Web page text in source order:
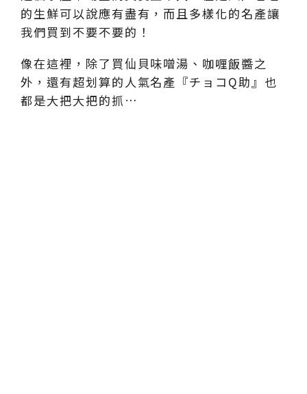
的生鮮可以說應有盡有，而且多樣化的名產讓
我們買到不要不要的！
像在這裡，除了買仙貝味噌湯、咖喱飯醬之
外，還有超划算的人氣名產『チョコQ助』也
都是大把大把的抓…